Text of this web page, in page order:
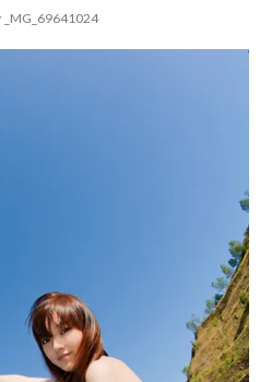
_MG_69641024